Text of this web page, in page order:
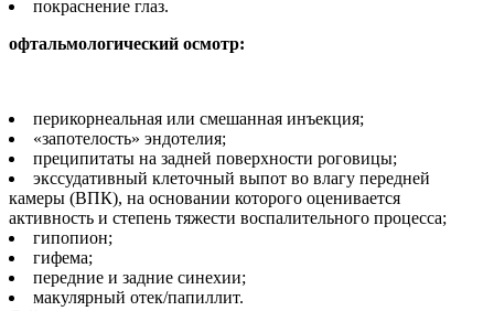
покраснение глаз.
офтальмологический осмотр:
перикорнеальная или смешанная инъекция;
«запотелость» эндотелия;
преципитаты на задней поверхности роговицы;
экссудативный клеточный выпот во влагу передней
камеры (ВПК), на основании которого оценивается
активность и степень тяжести воспалительного процесса;
гипопион;
гифема;
передние и задние синехии;
макулярный отек/папиллит.